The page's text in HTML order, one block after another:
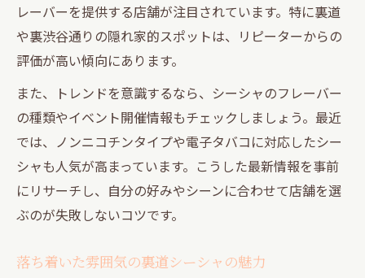
レーバーを提供する店舗が注目されています。特に裏道
や裏渋谷通りの隠れ家的スポットは、リピーターからの
評価が高い傾向にあります。
また、トレンドを意識するなら、シーシャのフレーバー
の種類やイベント開催情報もチェックしましょう。最近
では、ノンニコチンタイプや電子タバコに対応したシー
シャも人気が高まっています。こうした最新情報を事前
にリサーチし、自分の好みやシーンに合わせて店舗を選
ぶのが失敗しないコツです。
落ち着いた雰囲気の裏道シーシャの魅力